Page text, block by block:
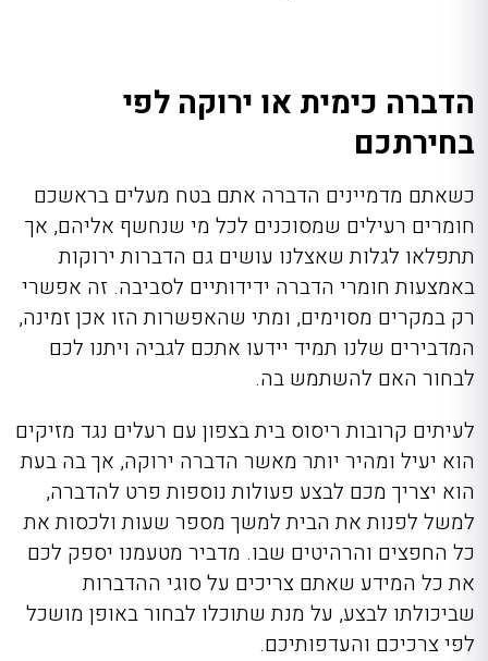
הדברה כימית או ירוקה לפי
בחירתכם
כשאתם מדמיינים הדברה אתם בטח מעלים בראשכם
חומרים רעילים שמסוכנים לכל מי שנחשף אליהם, אך
תתפלאו לגלות שאצלנו עושים גם הדברות ירוקות
באמצעות חומרי הדברה ידידותיים לסביבה. זה אפשרי
רק במקרים מסוימים, ומתי שהאפשרות הזו אכן זמינה,
המדבירים שלנו תמיד יידעו אתכם לגביה ויתנו לכם
לבחור האם להשתמש בה.
לעיתים קרובות ריסוס בית בצפון עם רעלים נגד מזיקים
הוא יעיל ומהיר יותר מאשר הדברה ירוקה, אך בה בעת
הוא יצריך מכם לבצע פעולות נוספות פרט להדברה,
למשל לפנות את הבית למשך מספר שעות ולכסות את
כל החפצים והרהיטים שבו. מדביר מטעמנו יספק לכם
את כל המידע שאתם צריכים על סוגי ההדברות
שביכולתו לבצע, על מנת שתוכלו לבחור באופן מושכל
לפי צרכיכם והעדפותיכם.